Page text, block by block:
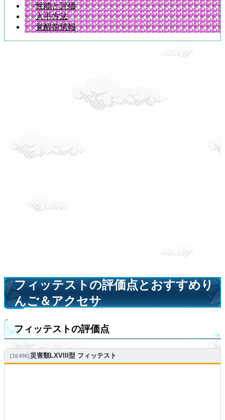
性能と評価
入手方法
覚醒前情報
フィッテストの評価点とおすすめり
んご＆アクセサ
フィッテストの評価点
16496 災害類LXVIII型 フィッテスト